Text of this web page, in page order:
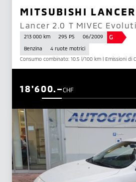
MITSUBISHI LANCER
Lancer 2.0 T MIVEC
213 000 km 295 PS 06/2009 G
Benzina
4 ruote motrici
Consumo combinato: 10.5 l/100 km | Emissioni di
CHF
18'600.–